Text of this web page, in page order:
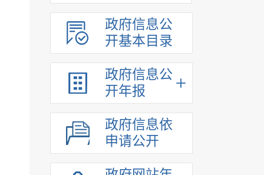
政府信息公
开基本目录
政府信息公
开年报
政府信息依
申请公开